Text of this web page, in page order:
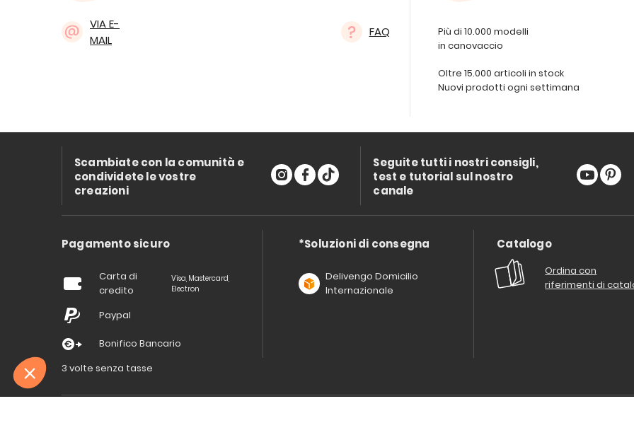
VIA E-
MAIL
FAQ
Più di 10.000 modelli
in canovaccio
Oltre 15.000 articoli in stock
Nuovi prodotti ogni settimana
Scambiate con la comunità e
condividete le vostre
creazioni
Seguite tutti i nostri consigli,
test e tutorial sul nostro
canale
Pagamento sicuro
Carta di
credito
Visa, Mastercard,
Electron
Paypal
Bonifico Bancario
3 volte senza tasse
*Soluzioni di consegna
Delivengo Domicilio
Internazionale
Catalogo
Ordina con
riferimenti di